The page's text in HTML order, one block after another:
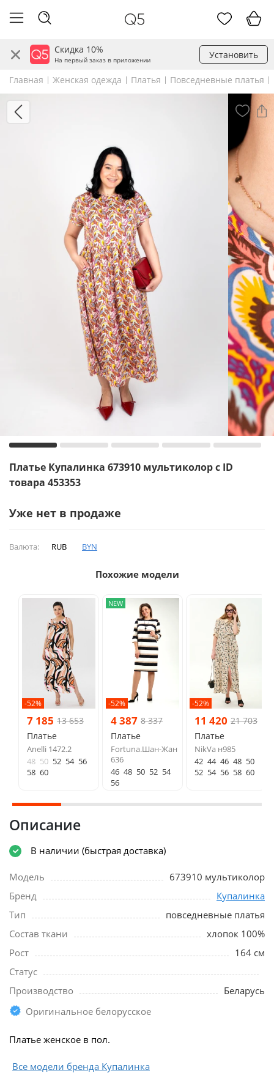
Скидка 10%
На первый заказ в приложении Установить
Главная Женская одежда Платья Повседневные платья
Платье Купалинка 673910 мультиколор с ID
товара 453353
Уже нет в продаже
Валюта: RUB BYN
Похожие модели
-52%
7 185 13 653
Платье
Anelli 1472.2
48 50 52 54 56
58 60
NEW
-52%
4 387 8 337
Платье
Fortuna.Шан-Жан
636
46 48 50 52 54
56
-52%
11 420 21 703
Платье
NikVa н985
42 44 46 48 50
52 54 56 58 60
Описание
В наличии (быстрая доставка)
Модель
673910 мультиколор
Бренд
Купалинка
Тип
повседневные платья
Состав ткани
хлопок 100%
Рост
164 см
Статус
Производство
Беларусь
Оригинальное белорусское
Платье женское в пол.
Все модели бренда Купалинка